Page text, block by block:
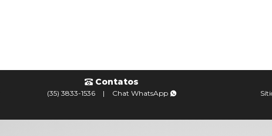
Contatos
(35) 3833-1536 | Chat WhatsApp